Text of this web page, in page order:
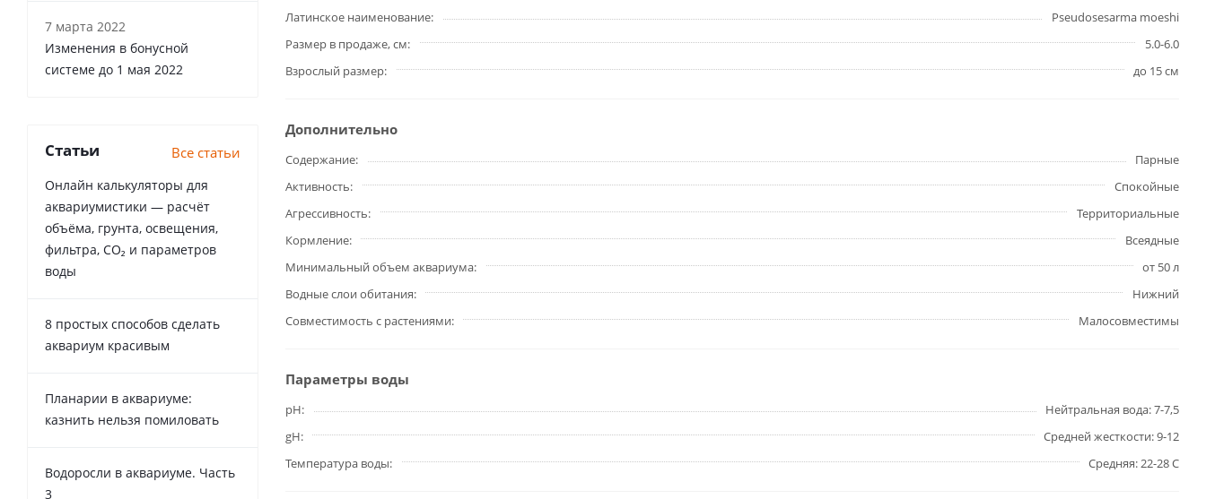
Латинское наименование
Pseudosesarma moeshi
Размер в продаже, см
5.0-6.0
Взрослый размер
до 15 см
Дополнительно
Содержание
Парные
Активность
Спокойные
Агрессивность
Территориальные
Кормление
Всеядные
Минимальный объем аквариума
от 50 л
Водные слои обитания
Нижний
Совместимость с растениями
Малосовместимы
Параметры воды
pH
Нейтральная вода: 7-7,5
gH
Средней жесткости: 9-12
Температура воды
Средняя: 22-28 С
7 марта 2022
Изменения в бонусной
системе до 1 мая 2022
Статьи Все статьи
Онлайн калькуляторы для
аквариумистики — расчёт
объёма, грунта, освещения,
фильтра, CO₂ и параметров
воды
8 простых способов сделать
аквариум красивым
Планарии в аквариуме:
казнить нельзя помиловать
Водоросли в аквариуме. Часть
3